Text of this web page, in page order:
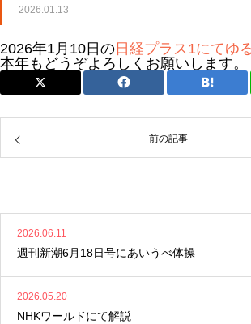
2026.01.13
2026年1月10日の 日経プラス1にてゆ
本年もどうぞよろしくお願いします。
前の記事
2026.06.11
週刊新潮6月18日号にあいうべ体操
2026.05.20
NHKワールドにて解説